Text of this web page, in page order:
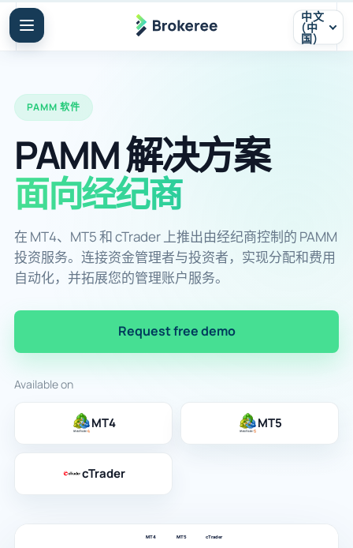
中文
(中
国)
PAMM 软件
PAMM 解决方案
面向经纪商
在 MT4、MT5 和 cTrader 上推出由经纪商控制的 PAMM
投资服务。连接资金管理者与投资者，实现分配和费用
自动化，并拓展您的管理账户服务。
Request free demo
Available on
MT4 MT5
cTrader